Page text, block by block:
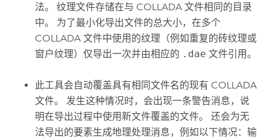
法。 纹理文件存储在与 COLLADA 文件相同的目录
中。 为了最小化导出文件的总大小，在多个
COLLADA 文件中使用的纹理（例如重复的砖纹理或
窗户纹理）仅导出一次并由相应的 .dae 文件引用。
此工具会自动覆盖具有相同文件名的现有 COLLADA
文件。 发生这种情况时，会出现一条警告消息，说
明在导出过程中使用新文件覆盖的文件。 还会为无
法导出的要素生成地理处理消息，例如以下情况：输